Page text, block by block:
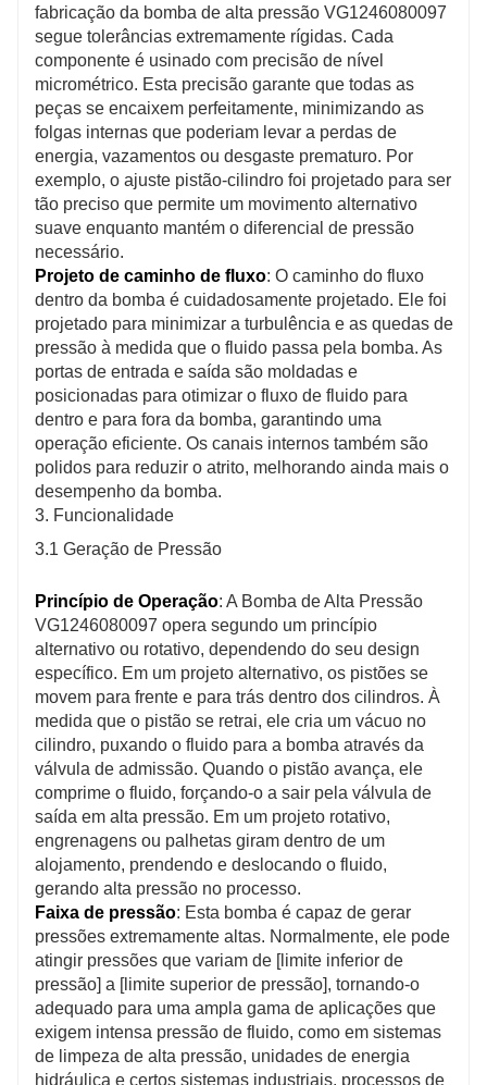
fabricação da bomba de alta pressão VG1246080097
segue tolerâncias extremamente rígidas. Cada
componente é usinado com precisão de nível
micrométrico. Esta precisão garante que todas as
peças se encaixem perfeitamente, minimizando as
folgas internas que poderiam levar a perdas de
energia, vazamentos ou desgaste prematuro. Por
exemplo, o ajuste pistão-cilindro foi projetado para ser
tão preciso que permite um movimento alternativo
suave enquanto mantém o diferencial de pressão
necessário.
Projeto de caminho de fluxo: O caminho do fluxo
dentro da bomba é cuidadosamente projetado. Ele foi
projetado para minimizar a turbulência e as quedas de
pressão à medida que o fluido passa pela bomba. As
portas de entrada e saída são moldadas e
posicionadas para otimizar o fluxo de fluido para
dentro e para fora da bomba, garantindo uma
operação eficiente. Os canais internos também são
polidos para reduzir o atrito, melhorando ainda mais o
desempenho da bomba.
3. Funcionalidade
3.1 Geração de Pressão
Princípio de Operação: A Bomba de Alta Pressão
VG1246080097 opera segundo um princípio
alternativo ou rotativo, dependendo do seu design
específico. Em um projeto alternativo, os pistões se
movem para frente e para trás dentro dos cilindros. À
medida que o pistão se retrai, ele cria um vácuo no
cilindro, puxando o fluido para a bomba através da
válvula de admissão. Quando o pistão avança, ele
comprime o fluido, forçando-o a sair pela válvula de
saída em alta pressão. Em um projeto rotativo,
engrenagens ou palhetas giram dentro de um
alojamento, prendendo e deslocando o fluido,
gerando alta pressão no processo.
Faixa de pressão: Esta bomba é capaz de gerar
pressões extremamente altas. Normalmente, ele pode
atingir pressões que variam de [limite inferior de
pressão] a [limite superior de pressão], tornando-o
adequado para uma ampla gama de aplicações que
exigem intensa pressão de fluido, como em sistemas
de limpeza de alta pressão, unidades de energia
hidráulica e certos sistemas industriais. processos de